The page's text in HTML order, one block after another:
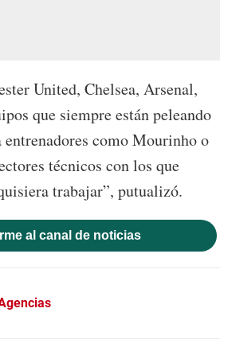
United, Chelsea, Arsenal,
que siempre están peleando
entrenadores como Mourinho o
técnicos con los que
trabajar”, putualizó.
al canal de noticias